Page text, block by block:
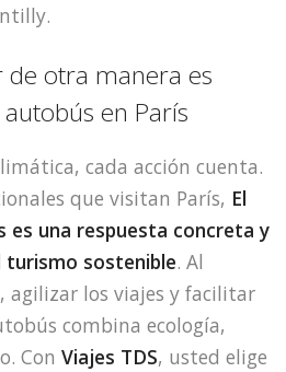
de otra manera es
en París
cada acción cuenta.
que visitan París, El
es una respuesta concreta y
sostenible. Al
agilizar los viajes y facilitar
combina ecología,
Con Viajes TDS, usted elige